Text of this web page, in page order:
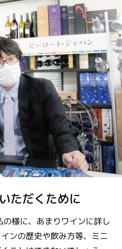
ただくために
様に、あまりワインに詳し
ンの歴史や飲み方等、ミニ